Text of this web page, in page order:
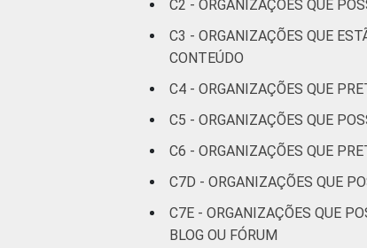
C2 - ORGANIZAÇÕES QUE
C3 - ORGANIZAÇÕES QUE
CONTEÚDO
C4 - ORGANIZAÇÕES QUE
C5 - ORGANIZAÇÕES QUE
C6 - ORGANIZAÇÕES QUE
C7D - ORGANIZAÇÕES QUE
C7E - ORGANIZAÇÕES QUE
BLOG OU FÓRUM